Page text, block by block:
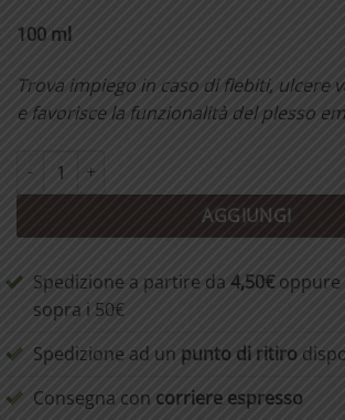
100 ml
Trova impiego in caso di flebiti, ulcere
e favorisce la funzionalità del plesso
Pomata all'Hamamelis composta 100 ml
AGGIUNGI
Spedizione a partire da 4,50€oppure
sopra i 50€
Spedizione ad un punto di ritiro
Consegna con corriere espresso